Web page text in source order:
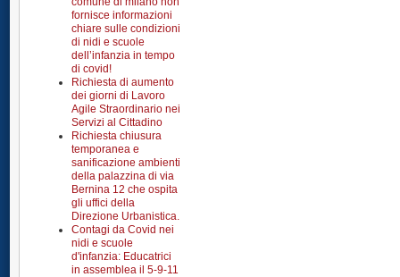
fornisce informazioni
chiare sulle condizioni
di nidi e scuole
dell’infanzia in tempo
di covid!
Richiesta di aumento
dei giorni di Lavoro
Agile Straordinario nei
Servizi al Cittadino
Richiesta chiusura
temporanea e
sanificazione ambienti
della palazzina di via
Bernina 12 che ospita
gli uffici della
Direzione Urbanistica.
Contagi da Covid nei
nidi e scuole
d'infanzia: Educatrici
in assemblea il 5-9-11